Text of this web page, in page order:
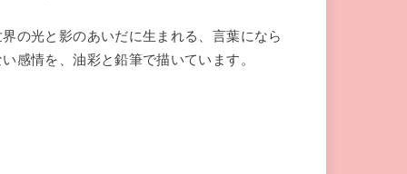
界の光と影のあいだに生まれる、言葉になら
い感情を、油彩と鉛筆で描いています。